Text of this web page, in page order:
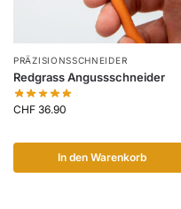
PRÄZISIONSSCHNEIDER
Redgrass Angussschneider
CHF 36.90
In den Warenkorb